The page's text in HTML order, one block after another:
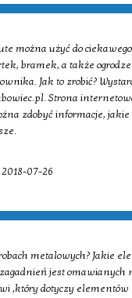
można użyć do
bramek, a także
Jak to zrobić?
Strona
zdobyć informacje,
07-26
metalowych? Jakie
jest
,który dotyczy